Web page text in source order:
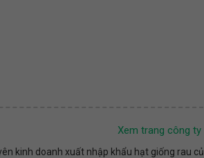
Xem trang công ty
kinh doanh xuất nhập khẩu hạt giống rau củ